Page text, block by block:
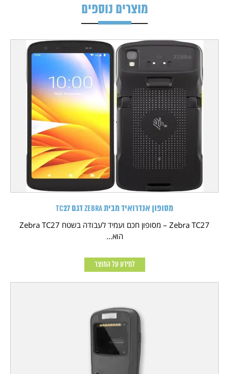
מוצרים נוספים
מסופון אנדרואיד מבית Zebra דגם TC27
Zebra TC27 – מסופון חכם ועמיד לעבודה בשטח Zebra TC27
הוא...
למידע על המוצר